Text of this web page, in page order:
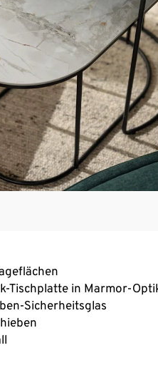
Tischplatte in Marmor-
Sicherheitsglas